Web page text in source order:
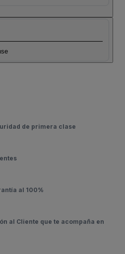
de primera clase
al 100%
al Cliente que te acompaña en